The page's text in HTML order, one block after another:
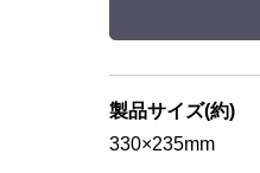
製品サイズ(約)
330×235mm